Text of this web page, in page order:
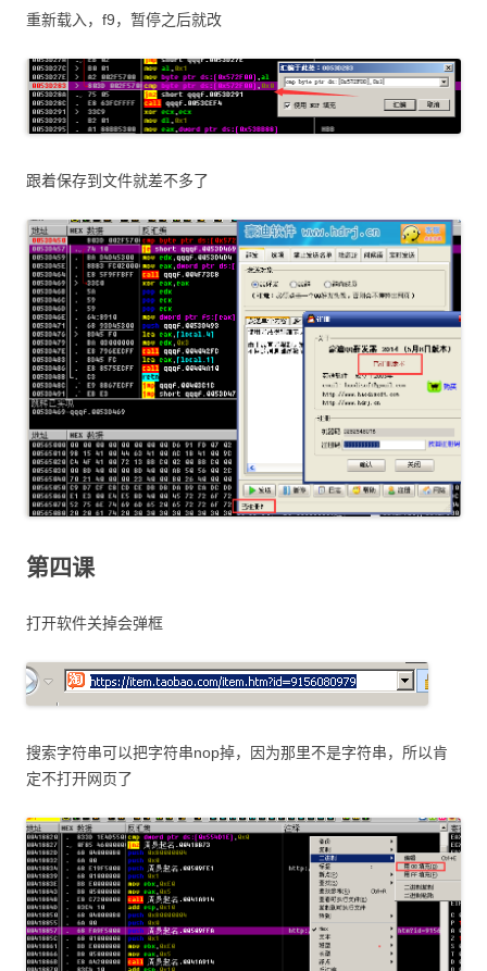
重新载入，f9，暂停之后就改
跟着保存到文件就差不多了
第四课
打开软件关掉会弹框
搜索字符串可以把字符串nop掉，因为那里不是字符串，所以肯
定不打开网页了